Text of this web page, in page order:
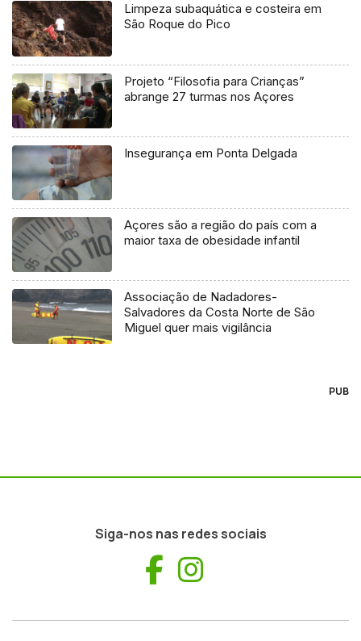
Limpeza subaquática e costeira em
São Roque do Pico
Projeto “Filosofia para Crianças”
abrange 27 turmas nos Açores
Insegurança em Ponta Delgada
Açores são a região do país com a
maior taxa de obesidade infantil
Associação de Nadadores-
Salvadores da Costa Norte de São
Miguel quer mais vigilância
PUB
Siga-nos nas redes sociais
Facebook